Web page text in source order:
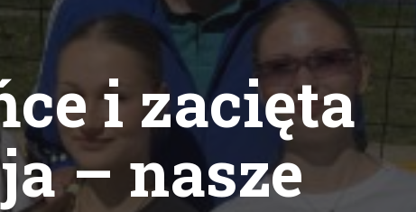
i zacięta
– nasze